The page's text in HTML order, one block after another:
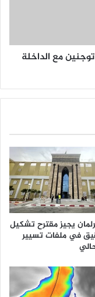
مع الداخلة
يجيز مقترح تشكيل
في ملفات تسيير